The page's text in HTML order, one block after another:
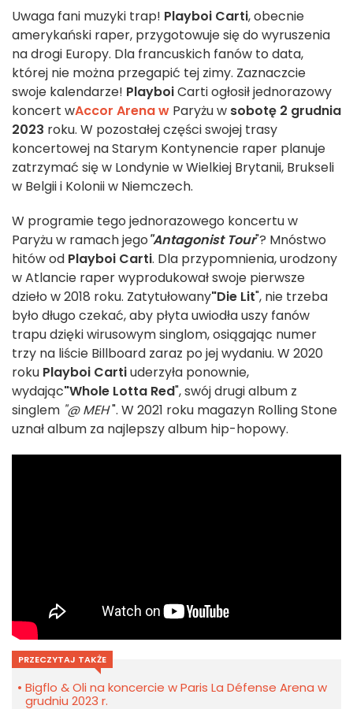
Uwaga fani muzyki trap! Playboi Carti, obecnie
amerykański raper, przygotowuje się do wyruszenia
na drogi Europy. Dla francuskich fanów to data,
której nie można przegapić tej zimy. Zaznaczcie
swoje kalendarze! PlayboiCarti ogłosił jednorazowy
koncert wAccor Arena w Paryżu w sobotę 2 grudnia
2023 roku. W pozostałej części swojej trasy
koncertowej na Starym Kontynencie raper planuje
zatrzymać się w Londynie w Wielkiej Brytanii, Brukseli
w Belgii i Kolonii w Niemczech.
W programie tego jednorazowego koncertu w
Paryżu w ramach jego"Antagonist Tour"? Mnóstwo
hitów od Playboi Carti. Dla przypomnienia, urodzony
w Atlancie raper wyprodukował swoje pierwsze
dzieło w 2018 roku. Zatytułowany"Die Lit", nie trzeba
było długo czekać, aby płyta uwiodła uszy fanów
trapu dzięki wirusowym singlom, osiągając numer
trzy na liście Billboard zaraz po jej wydaniu. W 2020
roku Playboi Cartiuderzyła ponownie,
wydając"Whole Lotta Red", swój drugi album z
singlem "@ MEH". W 2021 roku magazyn Rolling Stone
uznał album za najlepszy album hip-hopowy.
PRZECZYTAJ TAKŻE
Bigflo & Oli na koncercie w Paris La Défense Arena w
grudniu 2023 r.